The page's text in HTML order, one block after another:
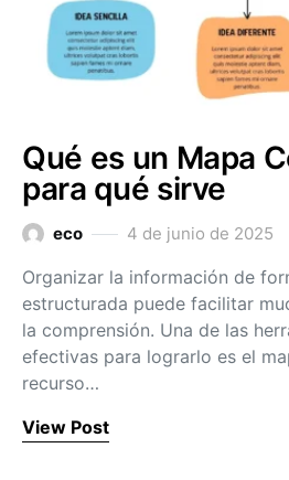
Qué es un Mapa
para qué sirve
eco 4 de junio de 2025
Organizar la información de
estructurada puede facilitar
la comprensión. Una de las
efectivas para lograrlo es el
recurso…
View Post